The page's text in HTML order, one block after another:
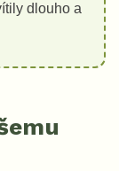
dlouho a